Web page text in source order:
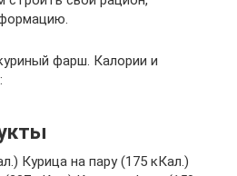
фарш. Калории и
Курица на пару (175 кКал.)